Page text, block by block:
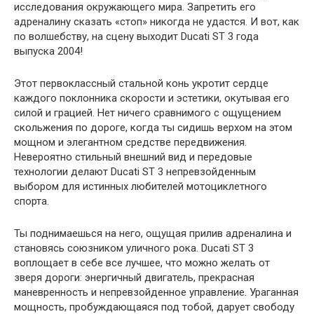
исследования окружающего мира. Запретить его
адреналину сказать «стоп» никогда не удастся. И вот, как
по волшебству, на сцену выходит Ducati ST 3 года
выпуска 2004!
Этот первоклассный стальной конь укротит сердце
каждого поклонника скорости и эстетики, окутывая его
силой и грацией. Нет ничего сравнимого с ощущением
скольжения по дороге, когда ты сидишь верхом на этом
мощном и элегантном средстве передвижения.
Невероятно стильный внешний вид и передовые
технологии делают Ducati ST 3 непревзойденным
выбором для истинных любителей мотоциклетного
спорта.
Ты поднимаешься на него, ощущая прилив адреналина и
становясь союзником уличного рока. Ducati ST 3
воплощает в себе все лучшее, что можно желать от
зверя дороги: энергичный двигатель, прекрасная
маневренность и непревзойденное управление. Ураганная
мощность, пробуждающаяся под тобой, дарует свободу